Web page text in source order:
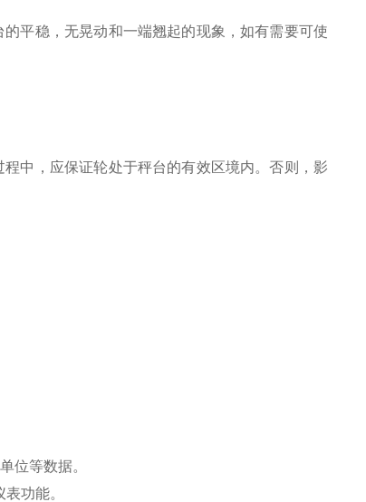
平稳，无晃动和一端翘起的现象，如有需要可使
中，应保证轮处于秤台的有效区境内。否则，影
位等数据。
功能。